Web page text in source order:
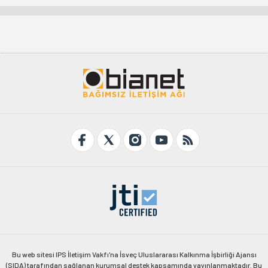
Bu web sitesi IPS İletişim Vakfı'na İsveç Uluslararası Kalkınma İşbirliği Ajansı
(SIDA) tarafından sağlanan kurumsal destek kapsamında yayınlanmaktadır. Bu